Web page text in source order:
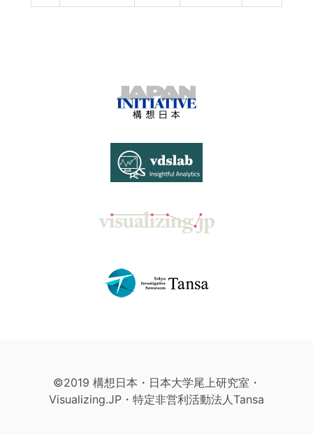
©2019 構想日本・日本大学尾上研究室・
Visualizing.JP・特定非営利活動法人Tansa